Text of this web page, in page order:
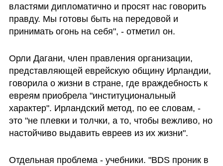
властями дипломатично и просят нас говорить
правду. Мы готовы быть на передовой и
принимать огонь на себя", - отметил он.
Орли Дагани, член правления организации,
представляющей еврейскую общину Ирландии,
говорила о жизни в стране, где враждебность к
евреям приобрела "институциональный
характер". Ирландский метод, по ее словам, -
это "не плевки и толчки, а то, чтобы вежливо, но
настойчиво выдавить евреев из их жизни".
Отдельная проблема - учебники. "BDS проник в